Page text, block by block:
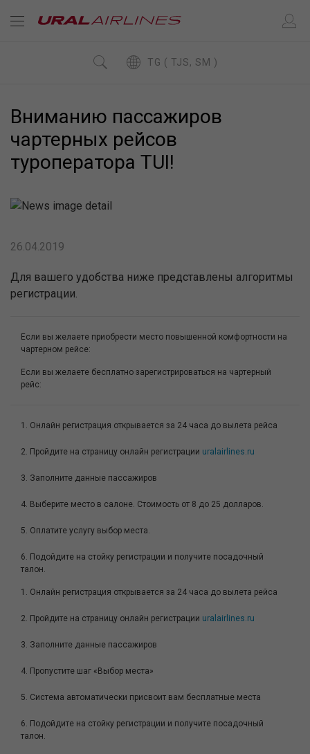
TG ( TJS, SM )
Вниманию пассажиров
чартерных рейсов
туроператора TUI!
26.04.2019
Для вашего удобства ниже представлены алгоритмы
регистрации.
Если вы желаете приобрести место повышенной комфортности на
чартерном рейсе:
Если вы желаете бесплатно зарегистрироваться на чартерный
рейс:
1. Онлайн регистрация открывается за 24 часа до вылета рейса
2. Пройдите на страницу онлайн регистрации uralairlines.ru
3. Заполните данные пассажиров
4. Выберите место в салоне. Стоимость от 8 до 25 долларов.
5. Оплатите услугу выбор места.
6. Подойдите на стойку регистрации и получите посадочный
талон.
1. Онлайн регистрация открывается за 24 часа до вылета рейса
2. Пройдите на страницу онлайн регистрации uralairlines.ru
3. Заполните данные пассажиров
4. Пропустите шаг «Выбор места»
5. Система автоматически присвоит вам бесплатные места
6. Подойдите на стойку регистрации и получите посадочный
талон.